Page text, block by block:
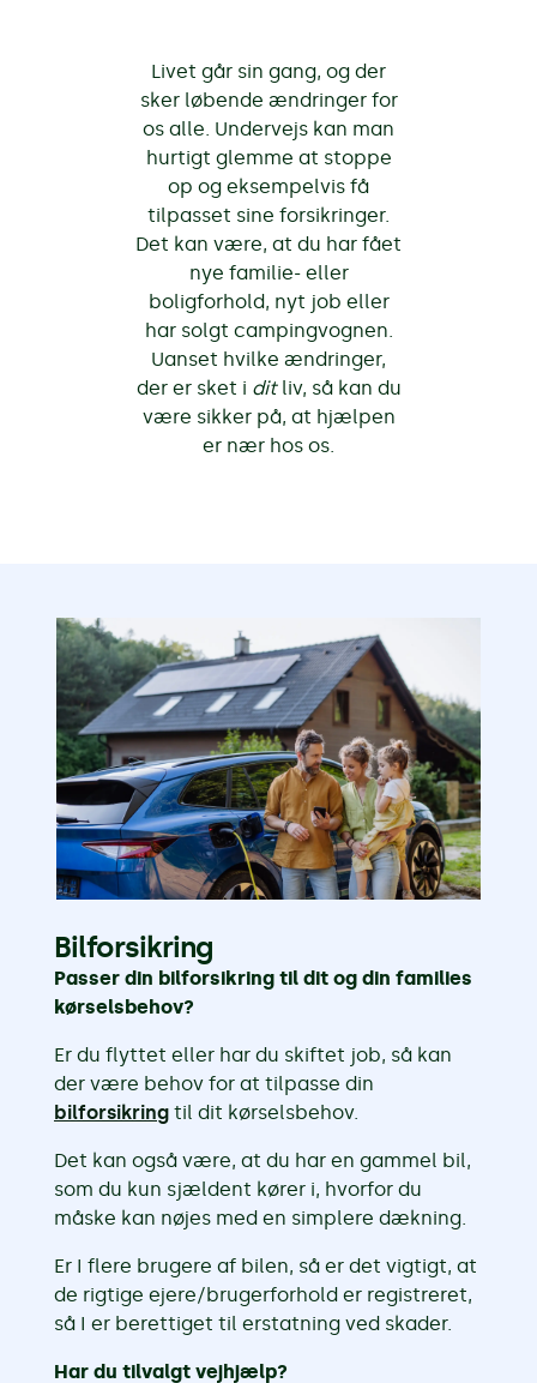
Livet går sin gang, og der
sker løbende ændringer for
os alle. Undervejs kan man
hurtigt glemme at stoppe
op og eksempelvis få
tilpasset sine forsikringer.
Det kan være, at du har fået
nye familie- eller
boligforhold, nyt job eller
har solgt campingvognen.
Uanset hvilke ændringer,
der er sket i ditliv, så kan du
være sikker på, at hjælpen
er nær hos os.
Bilforsikring
Passer din bilforsikring til dit og din families
kørselsbehov?
Er du flyttet eller har du skiftet job, så kan
der være behov for at tilpasse din
bilforsikring til dit kørselsbehov.
Det kan også være, at du har en gammel bil,
som du kun sjældent kører i, hvorfor du
måske kan nøjes med en simplere dækning.
Er I flere brugere af bilen, så er det vigtigt, at
de rigtige ejere/brugerforhold er registreret,
så I er berettiget til erstatning ved skader.
Har du tilvalgt vejhjælp?